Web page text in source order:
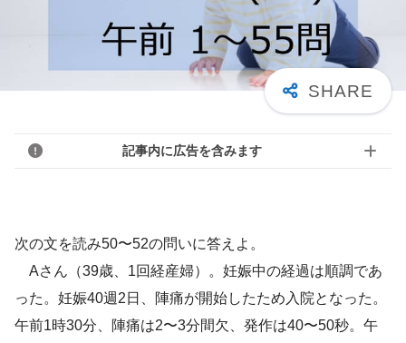
記事内に広告を含みます
次の文を読み50〜52の問いに答えよ。
Aさん（39歳、1回経産婦）。妊娠中の経過は順調であ
った。妊娠40週2日、陣痛が開始したため入院となった。
午前1時30分、陣痛は2〜3分間欠、発作は40〜50秒。午